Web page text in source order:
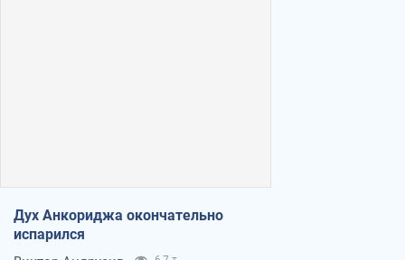
Дух Анкориджа окончательно
испарился